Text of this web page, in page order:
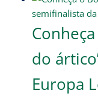
do
Europa